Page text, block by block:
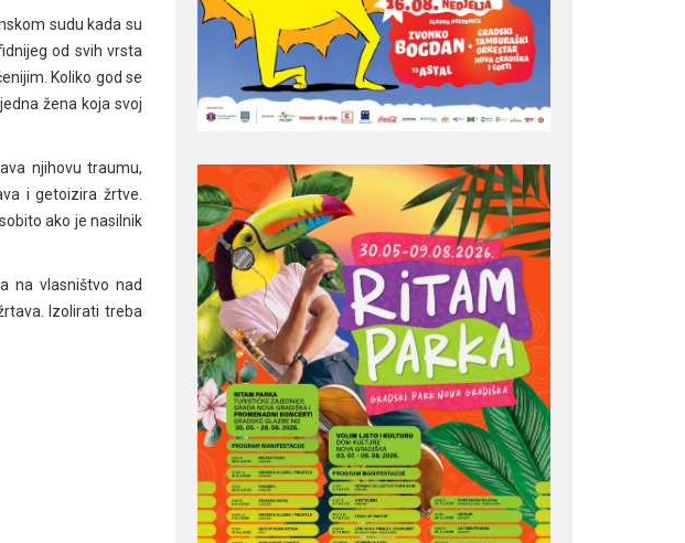
sudu kada su
od svih vrsta
Koliko god se
žena koja svoj
njihovu traumu,
i getoizira žrtve.
ako je nasilnik
na vlasništvo nad
Izolirati treba